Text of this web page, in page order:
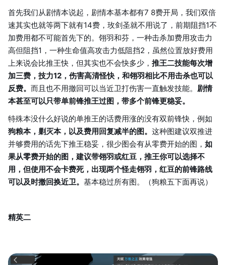
首先我们从剧情本说起，剧情本基本都有7 8费开局，我们双倍
速其实也就等两下就有14费，玫剑圣就不用说了，前期阻挡1不
加费用都不可能首先下的。翎羽和芬，一种击杀加费用攻击力
高但阻挡1，一种生命值高攻击力低阻挡2，虽然位置放好费用
上来说会比推王快，但其实也不会快多少， 推王二技能每次增
加三费，技力12，伤害高清怪快，和翎羽相比不用击杀也可以
反费。 而且也不用撤回可以当近卫打伤害一直触发技能。 剧情
本甚至可以只带单前锋推王过图，带多个前锋更稳妥。
特殊本没什么好说的单推王的话费用涨的没有双前锋快，例如
狗粮本，剿灭本，以及费用回复减半的图。 这种图建议双推进
并够费用的话先下推王稳妥，很少图会有从零费开始的图， 如
果从零费开始的图，建议带翎羽或红豆，推王你可以选择不
用，但使用不会卡费死，出现两个怪走翎羽，红豆的前锋路线
可以及时撤回换近卫。 基本稳过所有图。（狗粮五下面再说）
精英二